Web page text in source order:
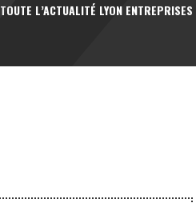
TOUTE L’ACTUALITÉ LYON ENTREPRISES